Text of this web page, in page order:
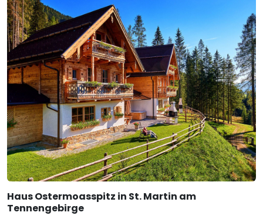
Haus Ostermoasspitz in St. Martin am
Tennengebirge